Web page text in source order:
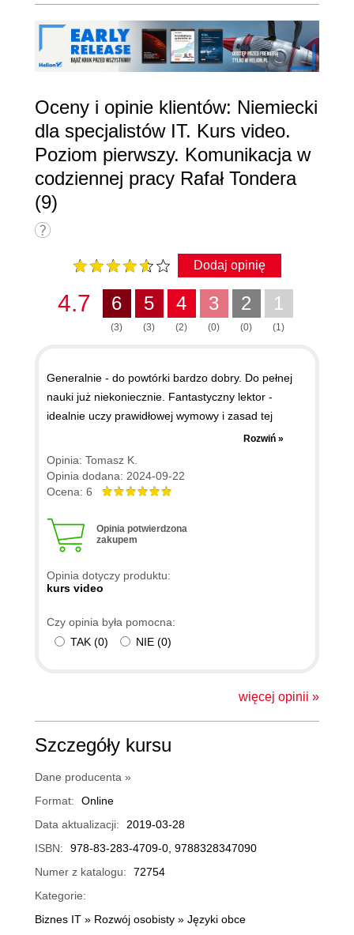
Oceny i opinie klientów: Niemiecki
dla specjalistów IT. Kurs video.
Poziom pierwszy. Komunikacja w
codziennej pracy Rafał Tondera
(9)
Dodaj opinię
4.7 6
(3)
5
(3)
4
(2)
3
(0)
2
(0)
1
(1)
Generalnie - do powtórki bardzo dobry. Do pełnej
nauki już niekoniecznie. Fantastyczny lektor -
idealnie uczy prawidłowej wymowy i zasad tej
wymowy. Jeśli będą kursy z tym lektorem,to na
pewno będą na mojej liście na topie. Bardzo dobrze
dobrane przykłady. Mało tam rzeczy typowo IT,ale
nie o to tu chodzi - raczej podstawy z przykładami
Rozwiń »
Opinia: Tomasz K.
Opinia dodana: 2024-09-22
Ocena: 6
Opinia potwierdzona
zakupem
Opinia dotyczy produktu:
kurs video
Czy opinia była pomocna:
TAK (0) NIE (0)
więcej opinii »
Szczegóły kursu
Dane producenta »
Format:
Online
Data aktualizacji:
2019-03-28
ISBN:
978-83-283-4709-0, 9788328347090
Numer z katalogu:
72754
Kategorie:
Biznes IT » Rozwój osobisty » Języki obce